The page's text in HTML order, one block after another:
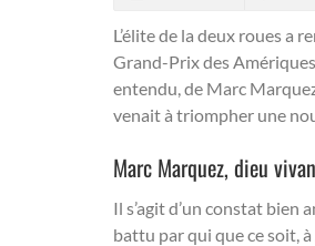
L’élite de la deux roues a
Grand-Prix des
entendu, de Marc
venait à triompher une
Marc Marquez, dieu
Il s’agit d’un constat bien
battu par qui que ce soit,